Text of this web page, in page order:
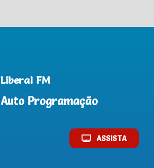
Liberal FM
Auto Programação
ASSISTA